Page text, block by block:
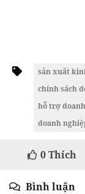
sản xuất
chính sách
hỗ trợ
doanh
0Thích
Bình luận